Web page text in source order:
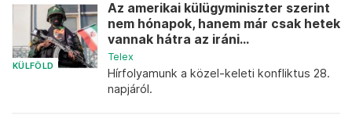
KÜLFÖLD
Az amerikai külügyminiszter szerint
nem hónapok, hanem már csak hetek
vannak hátra az iráni...
Telex
Hírfolyamunk a közel-keleti konfliktus 28.
napjáról.